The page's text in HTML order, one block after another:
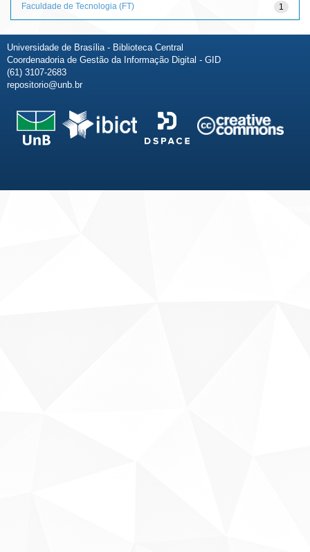
1
Faculdade de Tecnologia (FT)
Universidade de Brasília - Biblioteca Central
Coordenadoria de Gestão da Informação Digital - GID
(61) 3107-2683
repositorio@unb.br